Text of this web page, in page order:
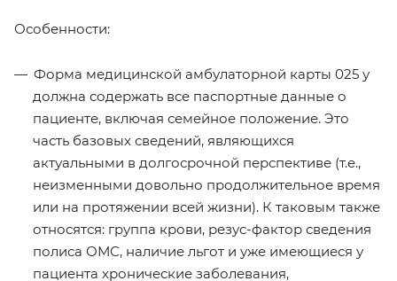
Особенности:
Форма медицинской амбулаторной карты 025 у
должна содержать все паспортные данные о
пациенте, включая семейное положение. Это
часть базовых сведений, являющихся
актуальными в долгосрочной перспективе (т.е.,
неизменными довольно продолжительное время
или на протяжении всей жизни). К таковым также
относятся: группа крови, резус-фактор сведения
полиса ОМС, наличие льгот и уже имеющиеся у
пациента хронические заболевания,